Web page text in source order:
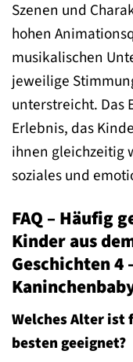
Szenen und
hohen
musikalischen
jeweilige
unterstreicht. Das
Erlebnis, das
ihnen gleichzeitig
soziales und
FAQ – Häufig
Kinder aus
Geschichten 4
Welches Alter ist
besten geeignet?